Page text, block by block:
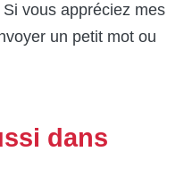
vous appréciez mes
un petit mot ou
dans